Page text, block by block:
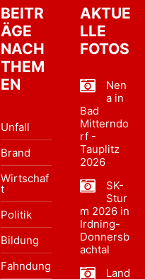
BEITR
ÄGE
NACH
THEM
EN
Unfall
Brand
Wirtschaf
t
Politik
Bildung
Fahndung
AKTUE
LLE
FOTOS
Nen
a in
Bad
Mitterndo
rf -
Tauplitz
2026
SK-
Stur
m 2026 in
Irdning-
Donnersb
achtal
Land